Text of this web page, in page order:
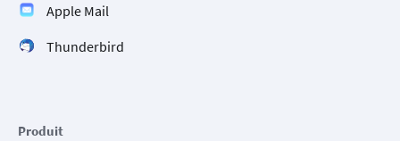
Apple Mail
Thunderbird
Produit